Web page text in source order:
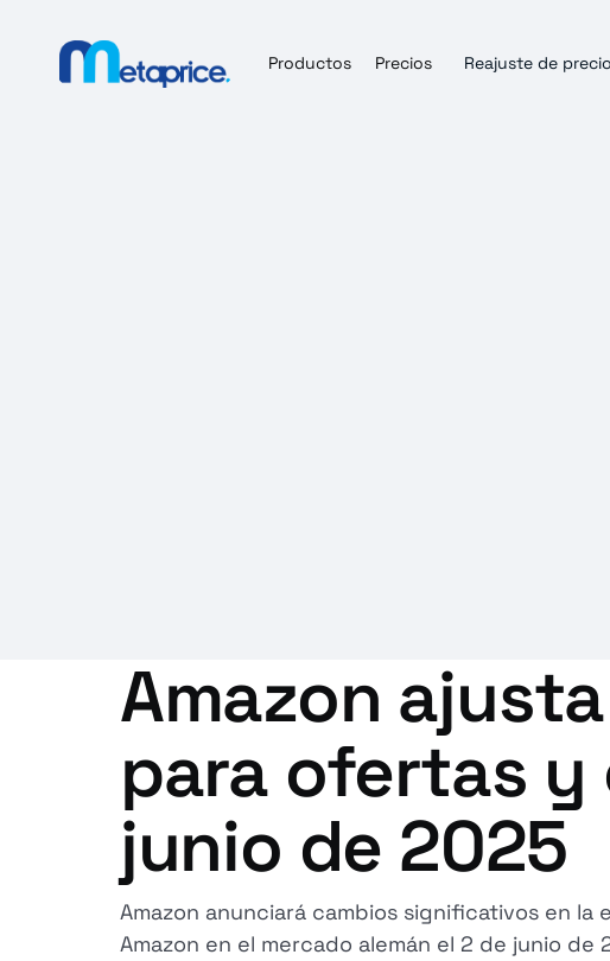
Productos Precios Reajuste de
Amazon
para ofertas y
junio de 2025
Amazon anunciará cambios significativos en
Amazon en el mercado alemán el 2 de junio